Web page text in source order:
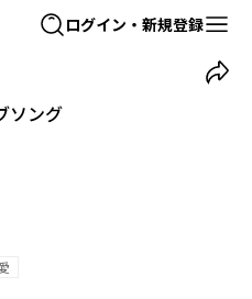
ログイン・新規登録
ソング